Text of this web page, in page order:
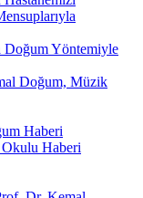
Doğum Yöntemiyle
Doğum, Müzik
Haberi
Okulu Haberi